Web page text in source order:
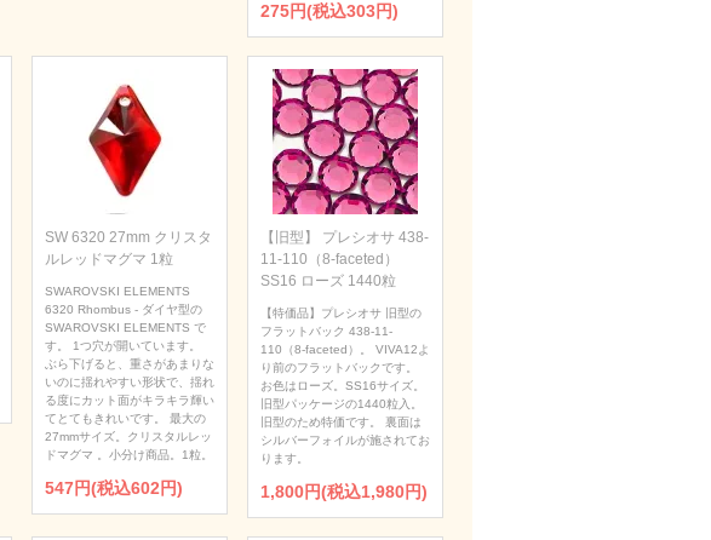
275円(税込303円)
SW 6320 27mm クリスタ
ルレッドマグマ 1粒
SWAROVSKI ELEMENTS
6320 Rhombus - ダイヤ型の
SWAROVSKI ELEMENTS で
す。 1つ穴が開いています。
ぶら下げると、重さがあまりな
いのに揺れやすい形状で、揺れ
る度にカット面がキラキラ輝い
てとてもきれいです。 最大の
27mmサイズ。クリスタルレッ
ドマグマ 。小分け商品。1粒。
547円(税込602円)
【旧型】 プレシオサ 438-
11-110（8-faceted）
SS16 ローズ 1440粒
【特価品】プレシオサ 旧型の
フラットバック 438-11-
110（8-faceted）。 VIVA12よ
り前のフラットバックです。
お色はローズ。SS16サイズ。
旧型パッケージの1440粒入。
旧型のため特価です。 裏面は
シルバーフォイルが施されてお
ります。
1,800円(税込1,980円)